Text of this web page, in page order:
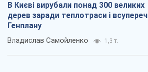
В Києві вирубали понад 300 великих
дерев заради теплотраси і всупереч
Генплану
Владислав Самойленко 1,3 т.